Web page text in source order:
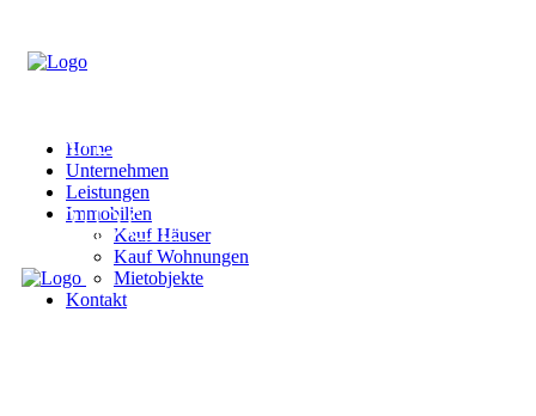
Home
Unternehmen
Leistungen
Immobilien
Kauf Häuser
Kauf Wohnungen
Mietobjekte
Kontakt